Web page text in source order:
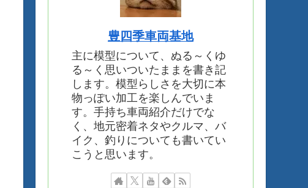
豊四季車両基地
主に模型について、ぬる～くゆ
る～く思いついたままを書き記
します。模型らしさを大切に本
物っぽい加工を楽しんでいま
す。手持ち車両紹介だけでな
く、地元密着ネタやクルマ、バ
イク、釣りについても書いてい
こうと思います。